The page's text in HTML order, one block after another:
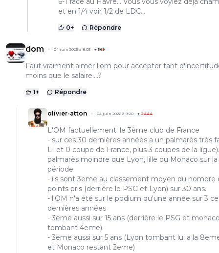
et en 1/4 voir 1/2 de LDC...
0+ Répondre
dom 04 juin 2026 à 8:03 +569
Faut vraiment aimer l'om pour accepter tant
moins que le salaire....?
1+ Répondre
olivier-atton 04 juin 2026 à 9:20 + 2444
L'OM factuellement: le 3ème club de France
- sur ces 30 dernières années a un palmarès très
L1 et 0 coupe de France, plus 3 coupes de la
palmarès moindre que Lyon, lille ou Monaco sur la
période
- ils sont 3eme au classement moyen du nombre
points pris (derrière le PSG et Lyon) sur 30 ans.
- l'OM n'a été sur le podium qu'une année sur 3
dernières années
- 3eme aussi sur 15 ans (derrière le PSG et
tombant 4eme).
- 3eme aussi sur 5 ans (Lyon tombant lui a la
et Monaco restant 2eme)